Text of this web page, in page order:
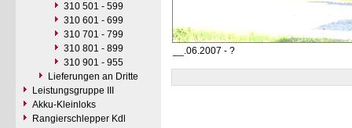
310 501 - 599
310 601 - 699
310 701 - 799
310 801 - 899
310 901 - 955
Lieferungen an Dritte
Leistungsgruppe III
Akku-Kleinloks
Rangierschlepper Kdl
__.06.2007 - ?